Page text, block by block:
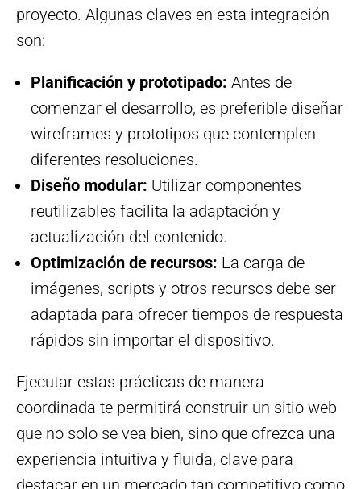
proyecto. Algunas claves en esta integración
son:
Planificación y prototipado: Antes de
comenzar el desarrollo, es preferible diseñar
wireframes y prototipos que contemplen
diferentes resoluciones.
Diseño modular: Utilizar componentes
reutilizables facilita la adaptación y
actualización del contenido.
Optimización de recursos: La carga de
imágenes, scripts y otros recursos debe ser
adaptada para ofrecer tiempos de respuesta
rápidos sin importar el dispositivo.
Ejecutar estas prácticas de manera
coordinada te permitirá construir un sitio web
que no solo se vea bien, sino que ofrezca una
experiencia intuitiva y fluida, clave para